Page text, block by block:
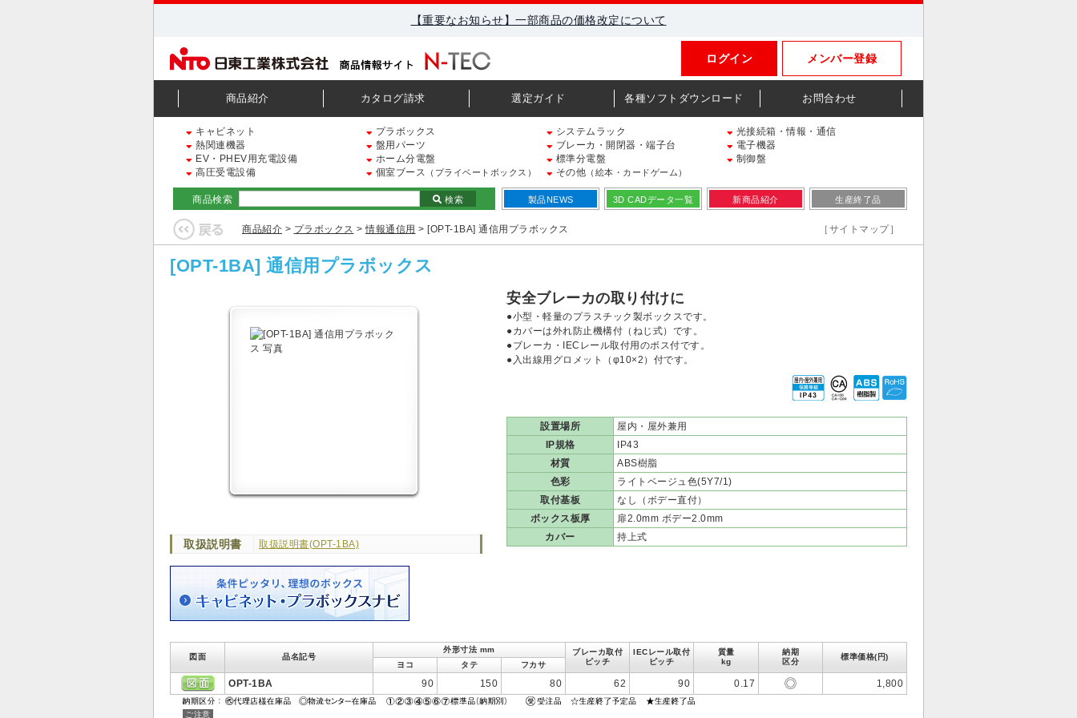
【重要なお知らせ】一部商品の価格改定について
メンバー登録
ログイン
商品紹介 カタログ請求 選定ガイド 各種ソフトダウンロード お問合わせ
キャビネット プラボックス システムラック
光接続箱・情報・通信
熱関連機器
盤用パーツ ブレーカ・開閉器・端子台
電子機器
EV・PHEV用充電設備
ホーム分電盤 標準分電盤
制御盤
高圧受電設備
個室ブース （プライベートボックス） その他 （絵本・カードゲーム）
商品検索 検索 製品NEWS 3D CADデータ一覧 新商品紹介 生産終了品
商品紹介 > プラボックス >情報通信用 > [OPT-1BA] 通信用プラボックス ［サイトマップ］
[OPT-1BA] 通信用プラボックス
取扱説明書 取扱説明書(OPT-1BA)
安全ブレーカの取り付けに
●小型・軽量のプラスチック製ボックスです。
●カバーは外れ防止機構付（ねじ式）です。
●ブレーカ・IECレール取付用のボス付です。
●入出線用グロメット（φ10×2）付です。
設置場所
屋内・屋外兼用
IP規格
IP43
材質
ABS樹脂
色彩
ライトベージュ色(5Y7/1)
取付基板
なし（ボデー直付）
ボックス板厚
扉2.0mm ボデー2.0mm
カバー
持上式
図面 品名記号
外形寸法 mm
ブレーカ取付
ピッチ
IECレール取付
ピッチ
質量
kg
納期
区分
標準価格(円)
ヨコ
タテ フカサ
OPT-1BA 90 150 80 62 90 0.17 1,800
ご注意